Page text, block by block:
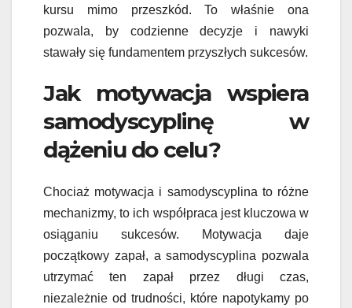
kursu mimo przeszkód. To właśnie ona
pozwala, by codzienne decyzje i nawyki
stawały się fundamentem przyszłych sukcesów.
Jak motywacja wspiera
samodyscyplinę w
dążeniu do celu?
Chociaż motywacja i samodyscyplina to różne
mechanizmy, to ich współpraca jest kluczowa w
osiąganiu sukcesów. Motywacja daje
początkowy zapał, a samodyscyplina pozwala
utrzymać ten zapał przez długi czas,
niezależnie od trudności, które napotykamy po